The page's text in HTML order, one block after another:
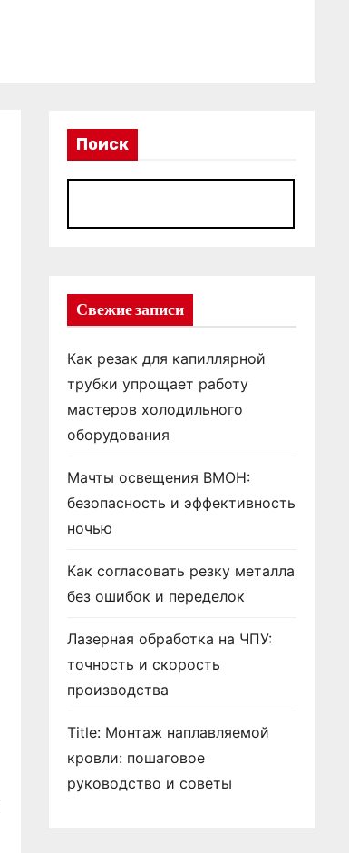
Поиск
Свежие записи
Как резак для капиллярной
трубки упрощает работу
мастеров холодильного
оборудования
Мачты освещения ВМОН:
безопасность и эффективность
ночью
Как согласовать резку металла
без ошибок и переделок
Лазерная обработка на ЧПУ:
точность и скорость
производства
Title: Монтаж наплавляемой
кровли: пошаговое
руководство и советы